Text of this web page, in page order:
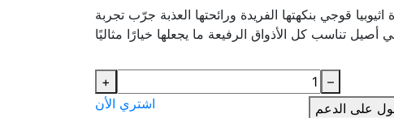
هو:
5.040,00 .
اثيوبيا قوجي بنكهتها الفريدة ورائحتها العذبة جرّب تجربة
تناسب كل الأذواق الرفيعة ما يجعلها خيارًا مثاليًا
–
+
على الدعم اشتري الأن